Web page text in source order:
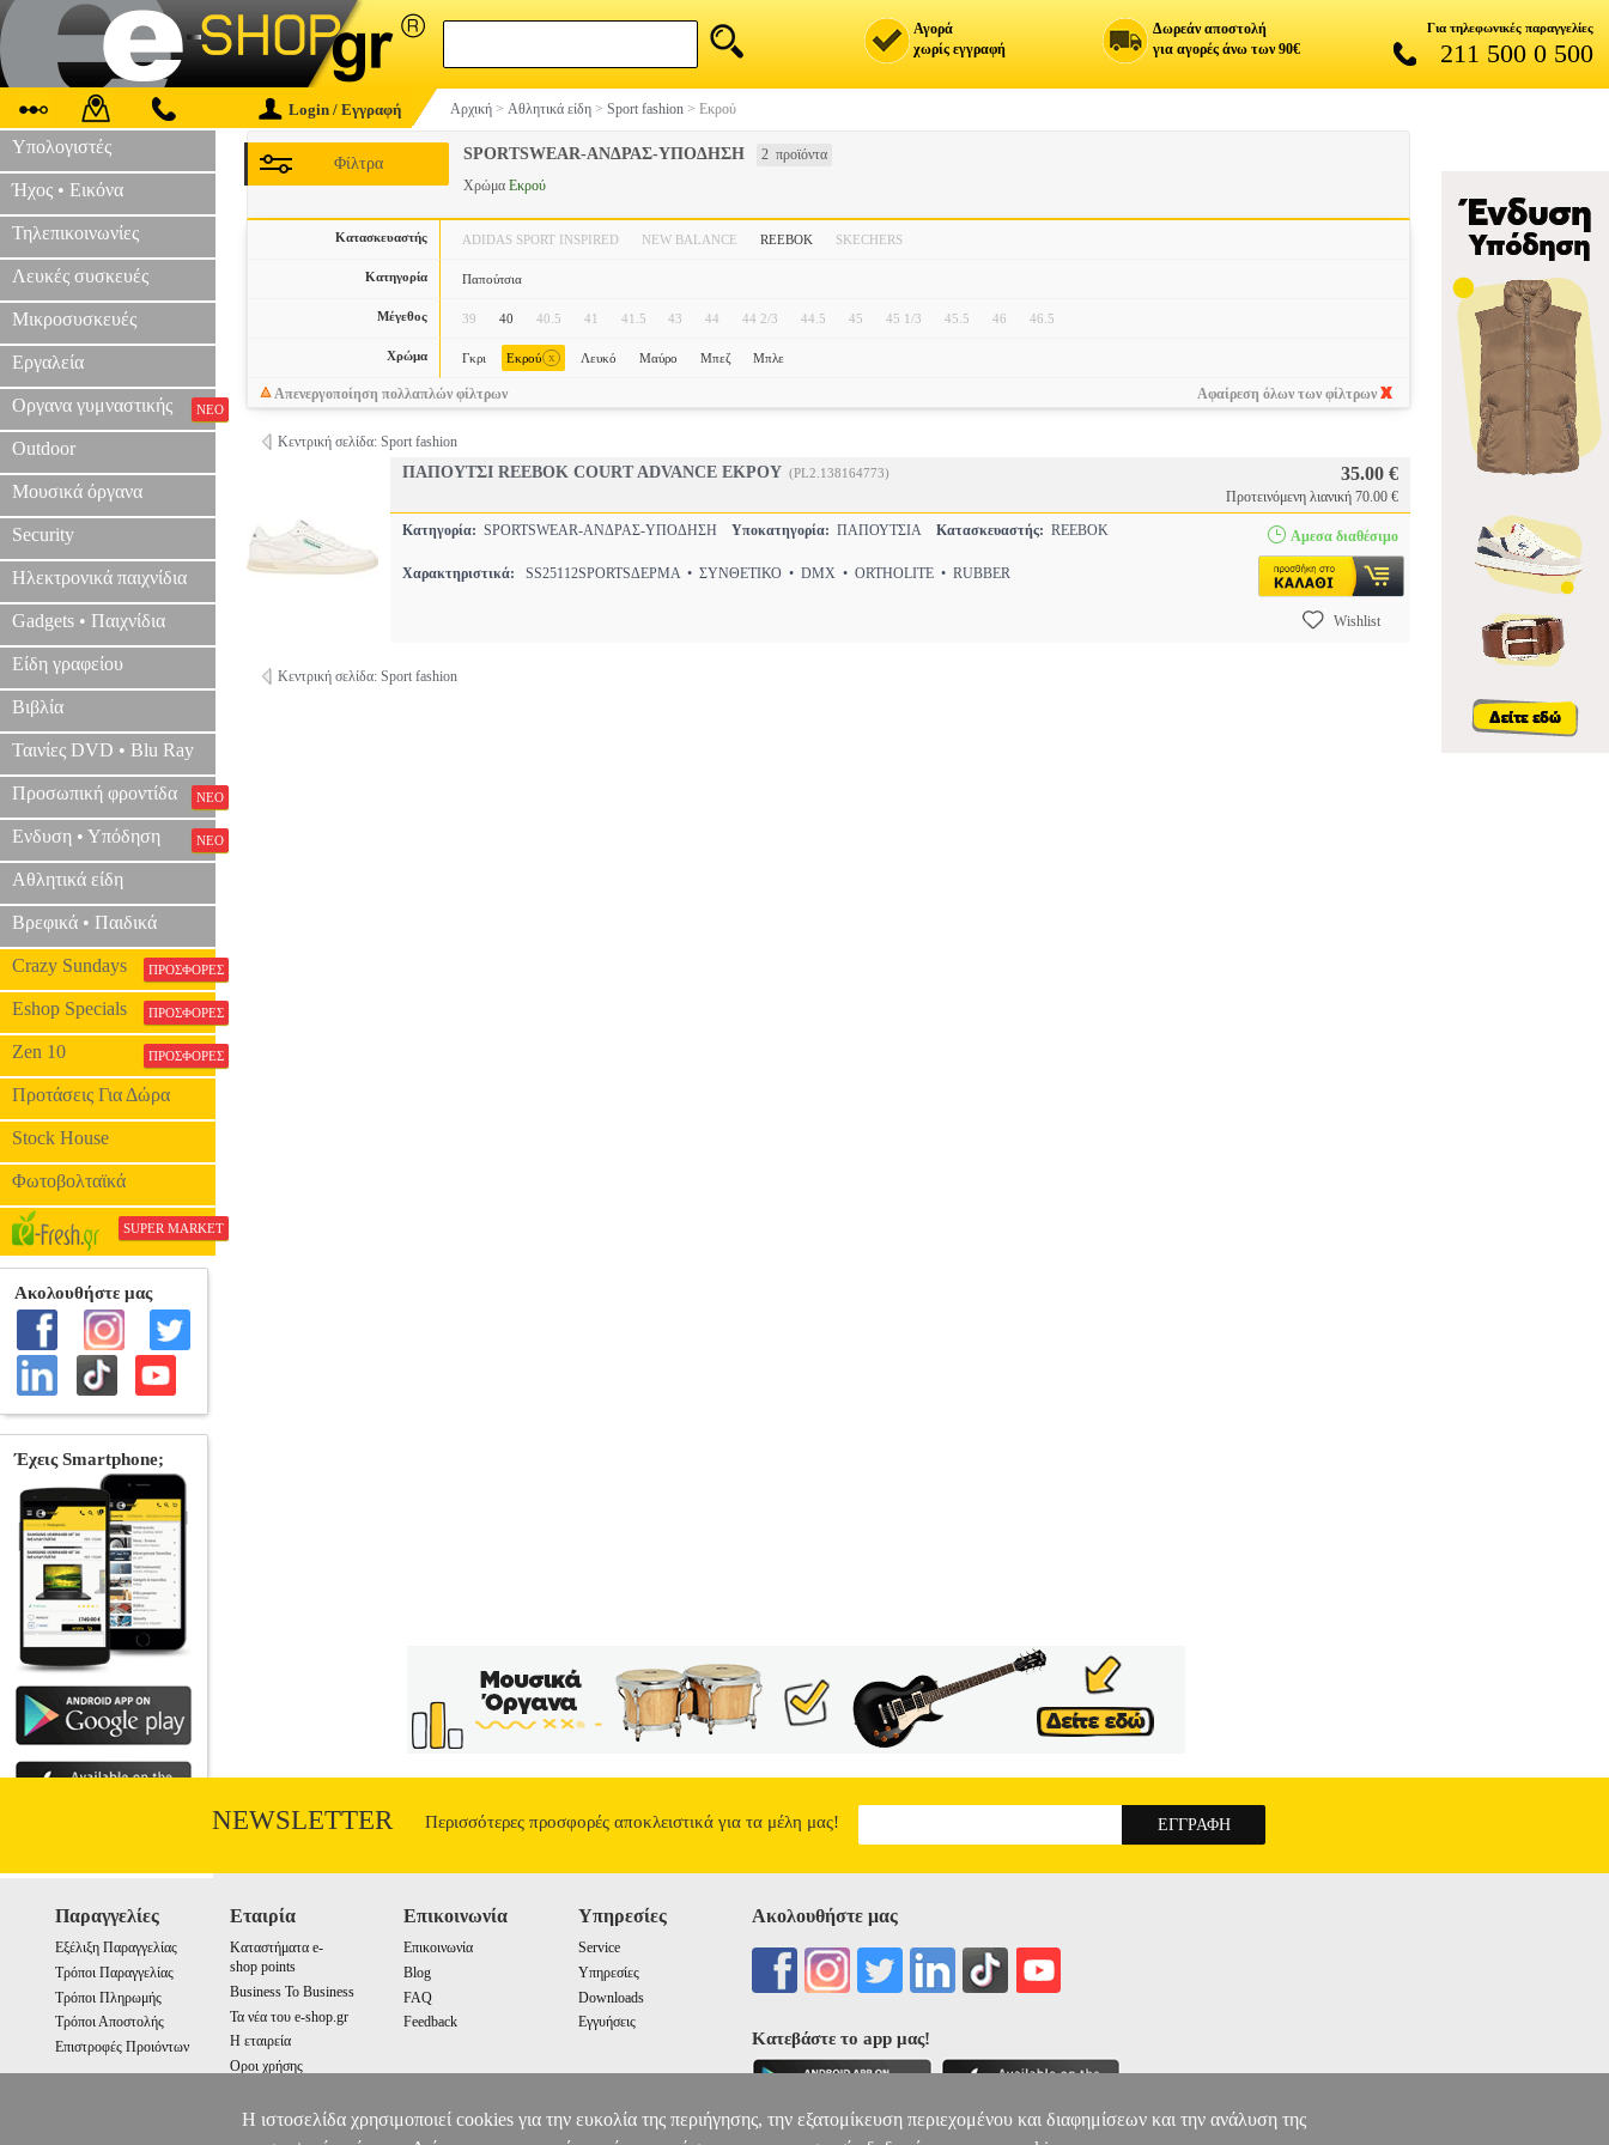
Αγορά
χωρίς εγγραφή
Δωρεάν αποστολή
για αγορές άνω των 90€
Για τηλεφωνικές παραγγελίες
211 500 0 500
Login / Εγγραφή Αρχική > Αθλητικά είδη > Sport fashion > Εκρού
Υπολογιστές
Ήχος • Εικόνα
Τηλεπικοινωνίες
Λευκές συσκευές
Μικροσυσκευές
Εργαλεία
Οργανα γυμναστικής ΝΕΟ
Outdoor
Μουσικά όργανα
Security
Ηλεκτρονικά παιχνίδια
Gadgets • Παιχνίδια
Είδη γραφείου
Βιβλία
Ταινίες DVD • Blu Ray
Προσωπική φροντίδα ΝΕΟ
Ενδυση • Υπόδηση ΝΕΟ
Αθλητικά είδη
Βρεφικά • Παιδικά
Crazy Sundays ΠΡΟΣΦΟΡΕΣ
Eshop Specials ΠΡΟΣΦΟΡΕΣ
Zen 10 ΠΡΟΣΦΟΡΕΣ
Προτάσεις Για Δώρα
Stock House
Φωτοβολταϊκά
SUPER MARKET
SPORTSWEAR-ΑΝΔΡΑΣ-ΥΠΟΔΗΣΗ 2 προϊόντα
Φίλτρα
Χρώμα Εκρού
Κατασκευαστής ADIDAS SPORT INSPIRED NEW BALANCE REEBOK SKECHERS
Κατηγορία Παπούτσια
Μέγεθος 39 40 40.5 41 41.5 43 44 44 2/3 44.5 45 45 1/3 45.5 46 46.5
Χρώμα Γκρι Εκρού x Λευκό Μαύρο Μπεζ Μπλε
Απενεργοποίηση πολλαπλών φίλτρων Αφαίρεση όλων των φίλτρων
Κεντρική σελίδα: Sport fashion
ΠΑΠΟΥΤΣΙ REEBOK COURT ADVANCE ΕΚΡΟΥ (PL2.138164773) 35.00 €
Προτεινόμενη λιανική 70.00 €
Κατηγορία: SPORTSWEAR-ΑΝΔΡΑΣ-ΥΠΟΔΗΣΗ Υποκατηγορία: ΠΑΠΟΥΤΣΙΑ Κατασκευαστής: REEBOK
Χαρακτηριστικά: SS25112SPORTSΔΕΡΜΑ • ΣΥΝΘΕΤΙΚΟ • DMX • ORTHOLITE • RUBBER
Αμεσα διαθέσιμο
Wishlist
Κεντρική σελίδα: Sport fashion
NEWSLETTER Περισσότερες προσφορές αποκλειστικά για τα μέλη μας!
Παραγγελίες
Εξέλιξη Παραγγελίας
Τρόποι Παραγγελίας
Τρόποι Πληρωμής
Τρόποι Αποστολής
Επιστροφές Προιόντων
Εταιρία
Καταστήματα e-
shop points
Business To Business
Τα νέα του e-shop.gr
Η εταιρεία
Οροι χρήσης
Επικοινωνία
Επικοινωνία
Blog
FAQ
Feedback
Υπηρεσίες
Service
Υπηρεσίες
Downloads
Εγγυήσεις
Ακολουθήστε μας
Κατεβάστε το app μας!
Η ιστοσελίδα χρησιμοποιεί cookies για την ευκολία της περιήγησης, την εξατομίκευση περιεχομένου και διαφημίσεων και την ανάλυση της